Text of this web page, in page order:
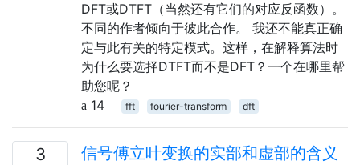
DFT或DTFT（当然还有它们的对应反函数）。
不同的作者倾向于彼此合作。 我还不能真正确
定与此有关的特定模式。这样，在解释算法时
为什么要选择DTFT而不是DFT？一个在哪里帮
助您呢？
14
fft fourier-transform dft
3 信号傅立叶变换的实部和虚部的含义